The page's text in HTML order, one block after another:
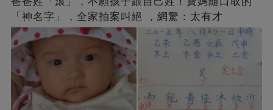
「神名字」，全家拍案叫絕 ，網驚：太有才